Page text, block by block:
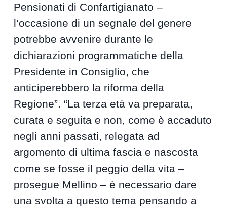
Pensionati di Confartigianato –
l’occasione di un segnale del genere
potrebbe avvenire durante le
dichiarazioni programmatiche della
Presidente in Consiglio, che
anticiperebbero la riforma della
Regione”. “La terza età va preparata,
curata e seguita e non, come è accaduto
negli anni passati, relegata ad
argomento di ultima fascia e nascosta
come se fosse il peggio della vita –
prosegue Mellino – è necessario dare
una svolta a questo tema pensando a